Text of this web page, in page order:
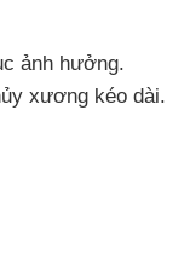
ảnh hưởng.
xương kéo dài.